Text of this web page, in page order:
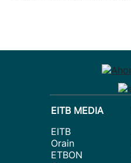
EITB MEDIA
EITB
Orain
ETBON